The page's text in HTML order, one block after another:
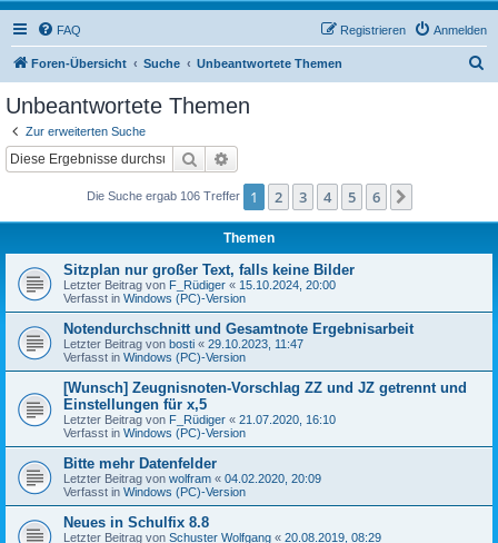
FAQ Anmelden
Registrieren
Foren-Übersicht Suche Unbeantwortete Themen
Unbeantwortete Themen
Zur erweiterten Suche
Suche
Die Suche ergab 106 Treffer 1 2 3 4 5 6
Themen
Sitzplan nur großer Text, falls keine Bilder
Letzter Beitrag von F_Rüdiger « 15.10.2024, 20:00
Verfasst in Windows (PC)-Version
Notendurchschnitt und Gesamtnote Ergebnisarbeit
Letzter Beitrag von bosti « 29.10.2023, 11:47
Verfasst in Windows (PC)-Version
[Wunsch] Zeugnisnoten-Vorschlag ZZ und JZ getrennt und
Einstellungen für x,5
Letzter Beitrag von F_Rüdiger « 21.07.2020, 16:10
Verfasst in Windows (PC)-Version
Bitte mehr Datenfelder
Letzter Beitrag von wolfram « 04.02.2020, 20:09
Verfasst in Windows (PC)-Version
Neues in Schulfix 8.8
Letzter Beitrag von Schuster Wolfgang « 20.08.2019, 08:29